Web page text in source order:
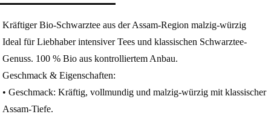
Kräftiger Bio-Schwarztee aus der Assam-Region malzig-würzig
Ideal für Liebhaber intensiver Tees und klassischen Schwarztee-
Genuss. 100 % Bio aus kontrolliertem Anbau.
Geschmack & Eigenschaften:
• Geschmack: Kräftig, vollmundig und malzig-würzig mit klassischer
Assam-Tiefe.